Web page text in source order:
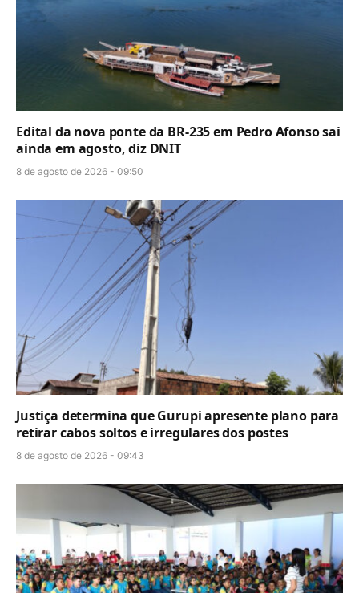
Edital da nova ponte da BR-235 em Pedro Afonso sai
ainda em agosto, diz DNIT
8 de agosto de 2026 - 09:50
Justiça determina que Gurupi apresente plano para
retirar cabos soltos e irregulares dos postes
8 de agosto de 2026 - 09:43